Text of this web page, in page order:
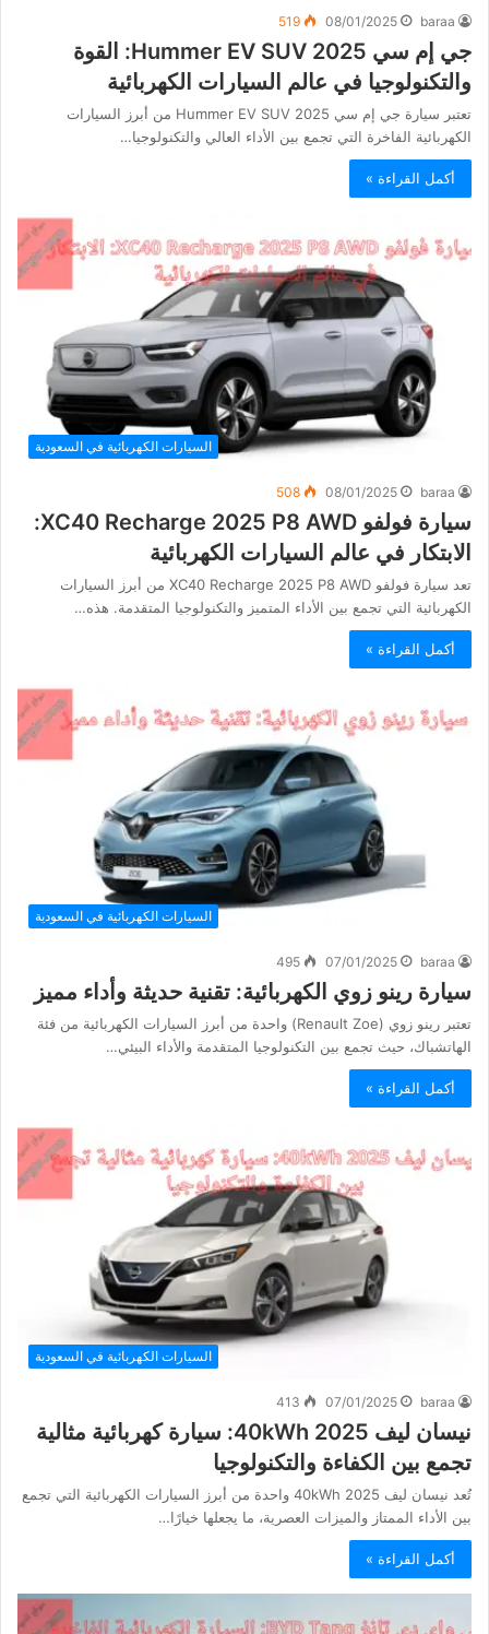
baraa
08/01/2025
519
جي إم سي Hummer EV SUV 2025: القوة
والتكنولوجيا في عالم السيارات الكهربائية
تعتبر سيارة جي إم سي Hummer EV SUV 2025 من أبرز السيارات
الكهربائية الفاخرة التي تجمع بين الأداء العالي والتكنولوجيا…
أكمل القراءة »
السيارات الكهربائية في السعودية
baraa
08/01/2025
508
سيارة فولفو XC40 Recharge 2025 P8 AWD:
الابتكار في عالم السيارات الكهربائية
تعد سيارة فولفو XC40 Recharge 2025 P8 AWD من أبرز السيارات
الكهربائية التي تجمع بين الأداء المتميز والتكنولوجيا المتقدمة. هذه…
أكمل القراءة »
السيارات الكهربائية في السعودية
baraa
07/01/2025
495
سيارة رينو زوي الكهربائية: تقنية حديثة وأداء مميز
تعتبر رينو زوي (Renault Zoe) واحدة من أبرز السيارات الكهربائية من فئة
الهاتشباك، حيث تجمع بين التكنولوجيا المتقدمة والأداء البيئي…
أكمل القراءة »
السيارات الكهربائية في السعودية
baraa
07/01/2025
413
نيسان ليف 2025 40kWh: سيارة كهربائية مثالية
تجمع بين الكفاءة والتكنولوجيا
تُعد نيسان ليف 2025 40kWh واحدة من أبرز السيارات الكهربائية التي تجمع
بين الأداء الممتاز والميزات العصرية، ما يجعلها خيارًا…
أكمل القراءة »